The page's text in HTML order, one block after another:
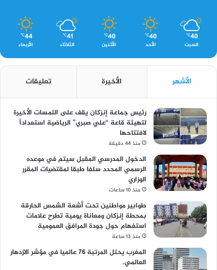
40
℃
السبت
40
℃
الأحد
40
℃
الأثنين
41
℃
الثلاثاء
44
℃
الأربعاء
الأشهر الأخيرة تعليقات
رئيس جماعة إنزكان يقف على اللمسات الأخيرة
لتهيئة قاعة “علي صبري” الرياضية استعداداً
لافتتاحها
منذ 44 دقيقة
الدخول المدرسي المقبل سیتم في موعده
الرسمي المحدد سلفا طبقا لمقتضیات المقرر
الوزاري
منذ 10 ساعات
طوابير مواطنين تحت أشعة الشمس الحارقة
بمحطة إنزكان ومعاناة يومية تطرح علامات
استفهام حول جودة المرافق العمومية
منذ 13 ساعة
المغرب يحتل المرتبة 76 عالميا في مؤشر الازدهار
العالمي.